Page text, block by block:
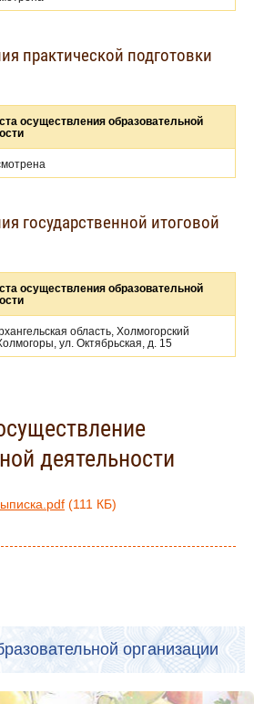
практической подготовки
осуществления образовательной
государственной итоговой
осуществления образовательной
область, Холмогорский
ул. Октябрьская, д. 15
деятельности
(111 КБ)
организации